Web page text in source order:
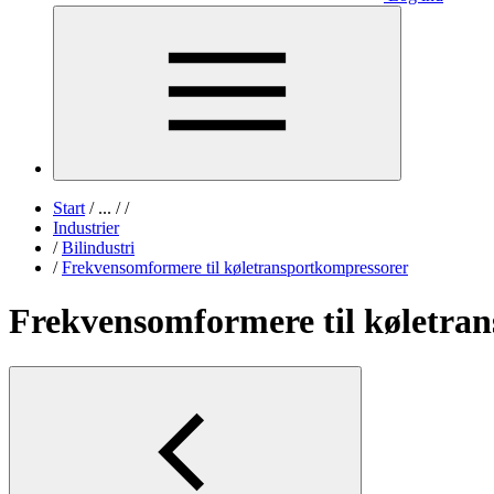
Start /... / /
Industrier
/ Bilindustri
/ Frekvensomformere til køletransportkompressorer
Frekvensomformere til